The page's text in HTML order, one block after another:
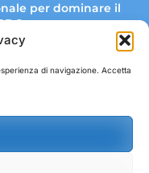
di navigazione. Accetta
per dominare il